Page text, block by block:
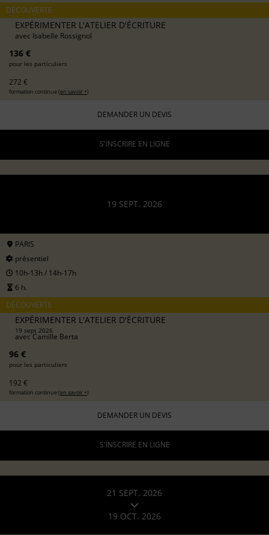
DÉCOUVERTE
EXPÉRIMENTER L'ATELIER D'ÉCRITURE
avec Isabelle Rossignol
136 €
pour les particuliers
272 €
formation continue (en savoir +)
DEMANDER UN DEVIS
S'INSCRIRE EN LIGNE
19 SEPT. 2026
PARIS
présentiel
10h-13h / 14h-17h
6 h.
DÉCOUVERTE
EXPÉRIMENTER L'ATELIER D'ÉCRITURE
19 sept 2026
avecCamille Berta
96 €
pour les particuliers
192 €
formation continue (en savoir +)
DEMANDER UN DEVIS
S'INSCRIRE EN LIGNE
21 SEPT. 2026
19 OCT. 2026